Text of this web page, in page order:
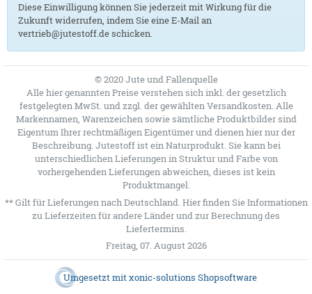
Diese Einwilligung können Sie jederzeit mit Wirkung für die
Zukunft widerrufen, indem Sie eine E-Mail an
vertrieb@jutestoff.de schicken.
© 2020 Jute und Fallenquelle
Alle hier genannten Preise verstehen sich inkl. der gesetzlich
festgelegten MwSt. und zzgl. der gewählten Versandkosten. Alle
Markennamen, Warenzeichen sowie sämtliche Produktbilder sind
Eigentum Ihrer rechtmäßigen Eigentümer und dienen hier nur der
Beschreibung. Jutestoff ist ein Naturprodukt. Sie kann bei
unterschiedlichen Lieferungen in Struktur und Farbe von
vorhergehenden Lieferungen abweichen, dieses ist kein
Produktmangel.
** Gilt für Lieferungen nach Deutschland. Hierfinden Sie Informationen
zu Lieferzeiten für andere Länder und zur Berechnung des
Liefertermins.
Freitag, 07. August 2026
Umgesetzt mit xonic-solutions Shopsoftware